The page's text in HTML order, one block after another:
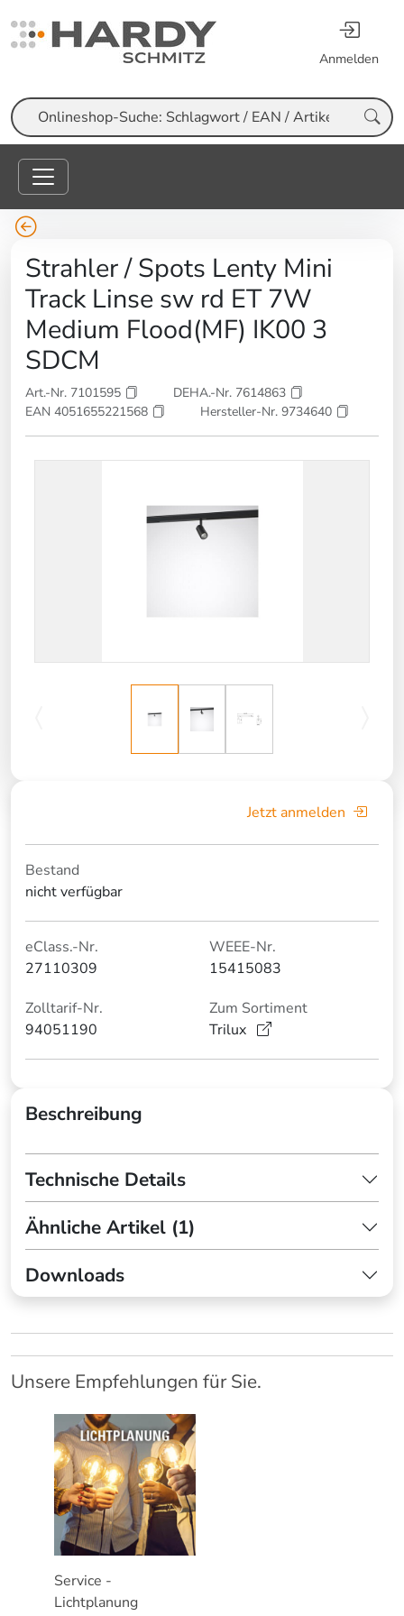
Anmelden
Suche
Strahler / Spots Lenty Mini
Track Linse sw rd ET 7W
Medium Flood(MF) IK00 3
SDCM
Art.-Nr. 7101595
DEHA.-Nr. 7614863
EAN 4051655221568
Hersteller-Nr. 9734640
Jetzt anmelden
Bestand
nicht verfügbar
eClass.-Nr.
27110309
WEEE-Nr.
15415083
Zolltarif-Nr.
94051190
Zum Sortiment
Trilux
Beschreibung
Technische Details
Ähnliche Artikel (1)
Downloads
Unsere Empfehlungen für Sie.
Service -
Lichtplanung